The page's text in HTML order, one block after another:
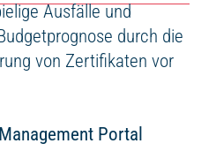
Ausfälle und
durch die
von Zertifikaten vor
Portal